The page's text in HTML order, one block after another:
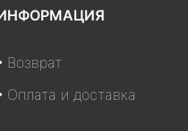
Возврат
Оплата и доставка